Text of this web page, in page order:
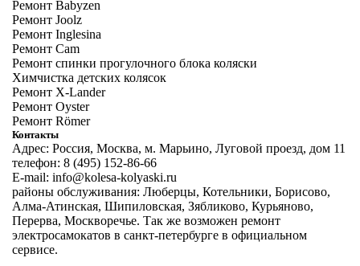
Ремонт Babyzen
Ремонт Joolz
Ремонт Inglesina
Ремонт Cam
Ремонт спинки прогулочного блока коляски
Химчистка детских колясок
Ремонт X-Lander
Ремонт Oyster
Ремонт Römer
Контакты
Адрес: Россия, Москва, м. Марьино, Луговой проезд, дом 11
телефон: 8 (495) 152-86-66
E-mail: info@kolesa-kolyaski.ru
районы обслуживания: Люберцы, Котельники, Борисово,
Алма-Атинская, Шипиловская, Зябликово, Курьяново,
Перерва, Москворечье. Так же возможен ремонт
электросамокатов в санкт-петербурге в официальном
сервисе.